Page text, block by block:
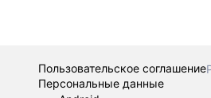
Пользовательское соглашение
Персональные данные